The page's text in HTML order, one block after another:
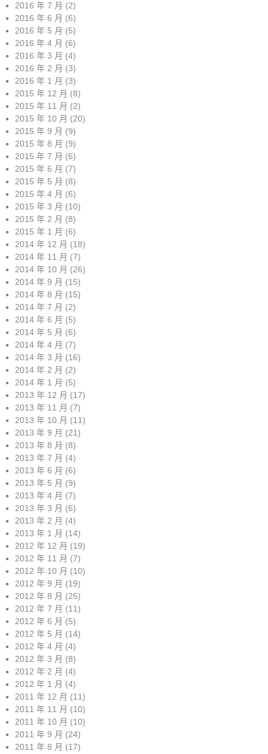
2016 年 7 月 (2)
2016 年 6 月 (6)
2016 年 5 月 (5)
2016 年 4 月 (6)
2016 年 3 月 (4)
2016 年 2 月 (3)
2016 年 1 月 (3)
2015 年 12 月 (8)
2015 年 11 月 (2)
2015 年 10 月 (20)
2015 年 9 月 (9)
2015 年 8 月 (9)
2015 年 7 月 (6)
2015 年 6 月 (7)
2015 年 5 月 (8)
2015 年 4 月 (6)
2015 年 3 月 (10)
2015 年 2 月 (8)
2015 年 1 月 (6)
2014 年 12 月 (18)
2014 年 11 月 (7)
2014 年 10 月 (26)
2014 年 9 月 (15)
2014 年 8 月 (15)
2014 年 7 月 (2)
2014 年 6 月 (5)
2014 年 5 月 (6)
2014 年 4 月 (7)
2014 年 3 月 (16)
2014 年 2 月 (2)
2014 年 1 月 (5)
2013 年 12 月 (17)
2013 年 11 月 (7)
2013 年 10 月 (11)
2013 年 9 月 (21)
2013 年 8 月 (8)
2013 年 7 月 (4)
2013 年 6 月 (6)
2013 年 5 月 (9)
2013 年 4 月 (7)
2013 年 3 月 (6)
2013 年 2 月 (4)
2013 年 1 月 (14)
2012 年 12 月 (19)
2012 年 11 月 (7)
2012 年 10 月 (10)
2012 年 9 月 (19)
2012 年 8 月 (25)
2012 年 7 月 (11)
2012 年 6 月 (5)
2012 年 5 月 (14)
2012 年 4 月 (4)
2012 年 3 月 (8)
2012 年 2 月 (4)
2012 年 1 月 (4)
2011 年 12 月 (11)
2011 年 11 月 (10)
2011 年 10 月 (10)
2011 年 9 月 (24)
2011 年 8 月 (17)